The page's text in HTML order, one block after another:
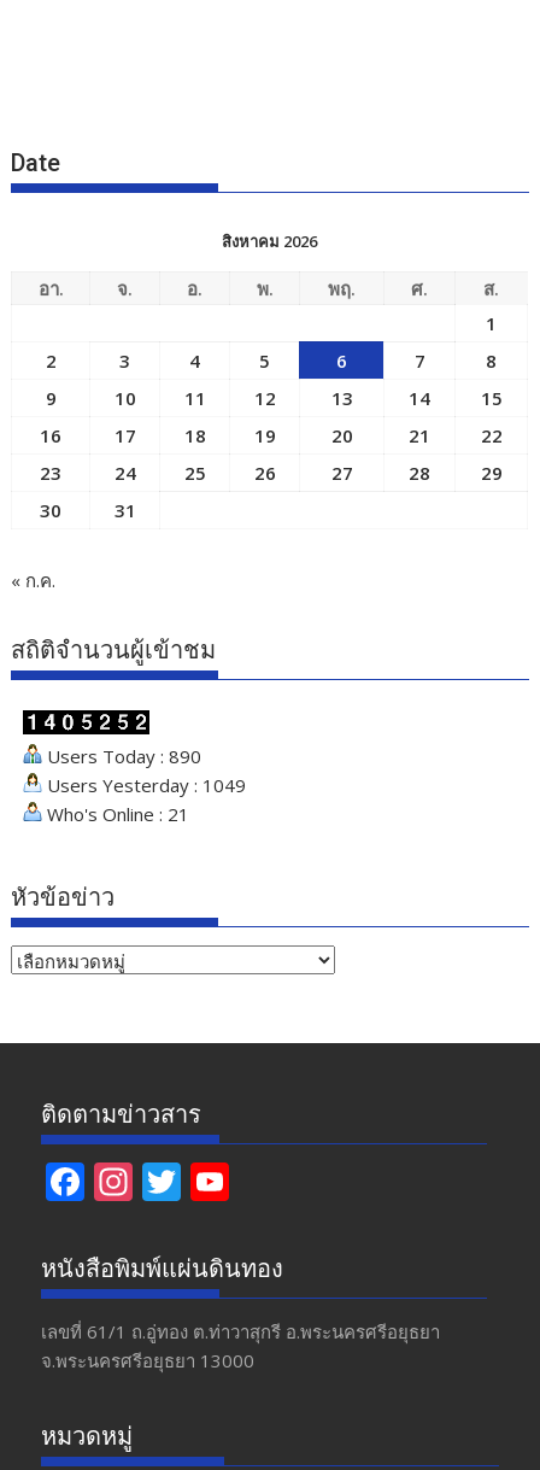
Date
สิงหาคม 2026
อา. จ. อ. พ. พฤ. ศ.
ส.
1
2
3 4 5 6 7
8
9
10 11 12 13 14
15
16
17 18 19 20 21
22
23
24 25 26 27 28
29
30
31
« ก.ค.
สถิติจำนวนผู้เข้าชม
Users Today : 890
Users Yesterday : 1049
Who's Online : 21
หัวข้อข่าว
หัวข้อ
ติดตามข่าวสาร
F
e
b
o
o
In
a
gr
a
m
T
itt
er
u
T
u
b
หนังสือพิมพ์แผ่นดินทอง
เลขที่ 61/1 ถ.อู่ทอง​ ต.​ท่าวาสุกรี​ อ.พระนครศรีอยุธยา​
จ.พระนครศรีอยุธยา 13000
หมวดหมู่